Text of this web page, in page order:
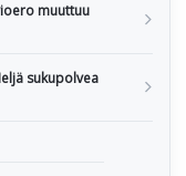
muuttuu
sukupolvea